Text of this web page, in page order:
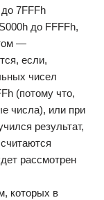
7FFFh
до FFFFh,
—
если,
чисел
(потому что,
числа), или при
результат,
рассмотрен
которых в